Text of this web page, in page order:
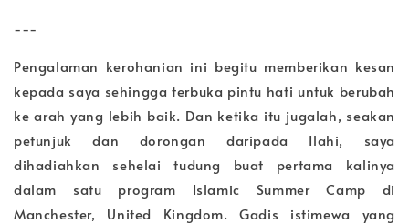
---
Pengalaman kerohanian ini begitu memberikan kesan
kepada saya sehingga terbuka pintu hati untuk berubah
ke arah yang lebih baik. Dan ketika itu jugalah, seakan
petunjuk
dan dorongan daripada Ilahi, saya
dihadiahkan sehelai tudung
buat pertama kalinya
dalam satu program Islamic Summer
Camp di
Manchester, United Kingdom. Gadis istimewa yang